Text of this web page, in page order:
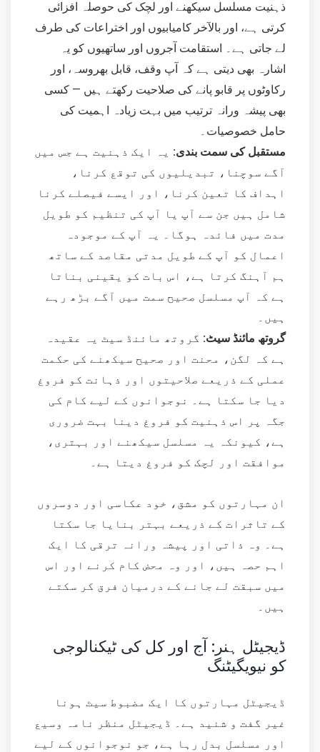
ذہنیت مسلسل سیکھنے اور لچک کی حوصلہ افزائی
کرتی ہے، اور بالآخر کامیابیوں اور اختراعات کی طرف
لے جاتی ہے۔ استقامت آجروں اور ساتھیوں کو یہ
اشارہ بھی دیتی ہے کہ آپ وقف، قابل بھروسہ، اور
رکاوٹوں پر قابو پانے کی صلاحیت رکھتے ہیں — کسی
بھی پیشہ ورانہ ترتیب میں بہت زیادہ اہمیت کی
حامل خصوصیات۔
مستقبل کی سمت بندی: یہ ایک ذہنیت ہے جس میں
آگے سوچنا، تبدیلیوں کی توقع کرنا،
اہداف کا تعین کرنا، اور ایسے فیصلے کرنا
شامل ہیں جن سے آپ یا آپ کی تنظیم کو طویل
مدت میں فائدہ ہوگا۔ یہ آپ کے موجودہ
اعمال کو آپ کے طویل مدتی مقاصد کے ساتھ
ہم آہنگ کرتا ہے، اس بات کو یقینی بناتا
ہے کہ آپ مسلسل صحیح سمت میں آگے بڑھ رہے
ہیں۔
گروتھ مائنڈ سیٹ: گروتھ مائنڈ سیٹ یہ عقیدہ
ہے کہ لگن، محنت اور صحیح سیکھنے کی حکمت
عملی کے ذریعے صلاحیتوں اور ذہانت کو فروغ
دیا جا سکتا ہے۔ نوجوانوں کے لیے کام کی
جگہ پر اس ذہنیت کو فروغ دینا بہت ضروری
ہے، کیونکہ یہ مسلسل سیکھنے اور بہتری،
موافقت اور لچک کو فروغ دیتا ہے۔
ان مہارتوں کو مشق، خود عکاسی اور دوسروں
کے تاثرات کے ذریعے بہتر بنایا جا سکتا
ہے۔ وہ ذاتی اور پیشہ ورانہ ترقی کا ایک
اہم حصہ ہیں، اور وہ محض کام کرنے اور اس
میں سبقت لے جانے کے درمیان فرق کر سکتے
ہیں۔
ڈیجیٹل ہنر: آج اور کل کی ٹیکنالوجی
کو نیویگیٹنگ
ڈیجیٹل مہارتوں کا ایک مضبوط سیٹ ہونا
غیر گفت و شنید ہے۔ ڈیجیٹل منظر نامہ وسیع
اور مسلسل بدل رہا ہے، جو نوجوانوں کے لیے